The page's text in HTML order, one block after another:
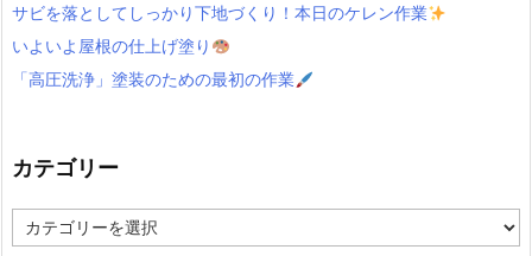
サビを落としてしっかり下地づくり！本日のケレン作業
いよいよ屋根の仕上げ塗り
「高圧洗浄」塗装のための最初の作業
カテゴリー
テ